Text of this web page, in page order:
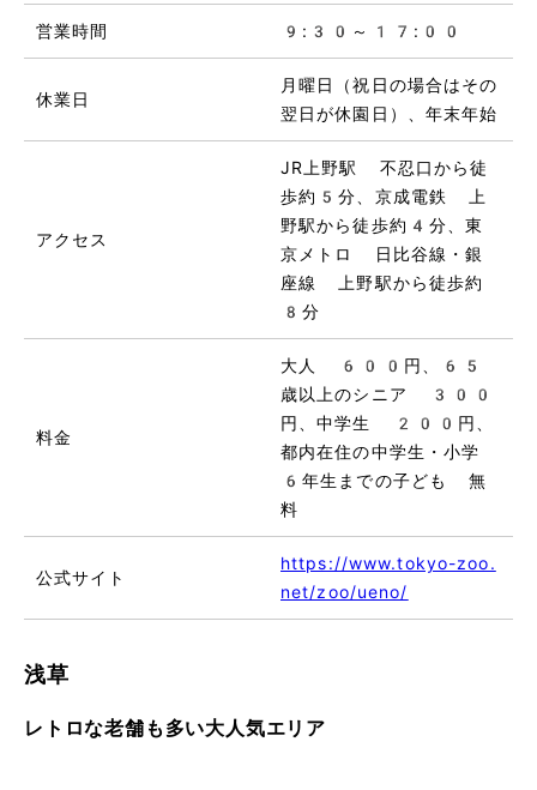
営業時間 9:30～17:00
休業日
月曜日（祝日の場合はその
翌日が休園日）、年末年始
アクセス
JR上野駅 不忍口から徒
歩約5分、京成電鉄 上
野駅から徒歩約4分、東
京メトロ 日比谷線・銀
座線 上野駅から徒歩約
8分
料金
大人 600円、65
歳以上のシニア 300
円、中学生 200円、
都内在住の中学生・小学
6年生までの子ども 無
料
公式サイト
https://www.tokyo-zoo.
net/zoo/ueno/
浅草
レトロな老舗も多い大人気エリア